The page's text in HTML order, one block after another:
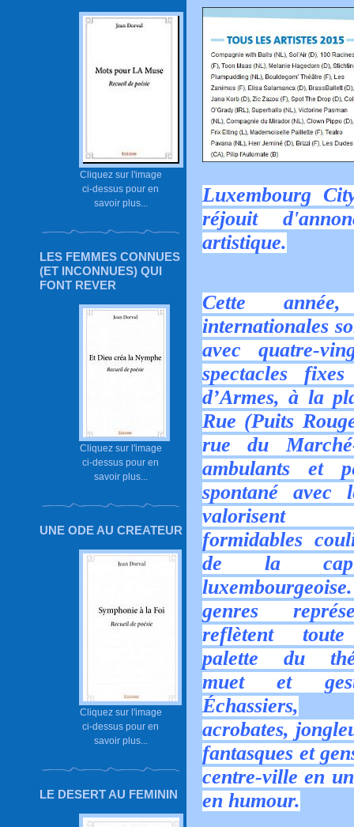
Cliquez sur l'image
ci-dessus pour en
savoir plus...
LES FEMMES CONNUES
(ET INCONNUES) QUI
FONT REVER
Cliquez sur l'image
ci-dessus pour en
savoir plus...
UNE ODE AU CREATEUR
Cliquez sur l'image
ci-dessus pour en
savoir plus...
LE DESERT AU FEMININ
Luxembourg
réjouit
artistique.
Cette année,
internationales
avec quatre-
spectacles
d’Armes, à la
Rue (Puits
rue du M
ambulants et
spontané
valorisent
formidables
de la
luxembourgeoise.
genres
reflètent
palette du
muet et
Échassiers,
acrobates,
fantasques et
centre-ville en
en humour.